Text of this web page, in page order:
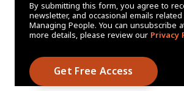
By submitting this form, you agree to
newsletter, and occasional emails
Managing People. You can unsubscribe
more details, please review our Privacy